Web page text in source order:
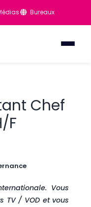
Bureaux
Chef
F
Vous
TV / VOD et vous